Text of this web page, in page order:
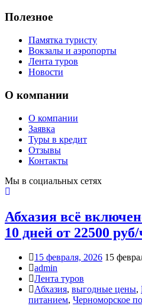
Полезное
Памятка туристу
Вокзалы и аэропорты
Лента туров
Новости
О компании
О компании
Заявка
Туры в кредит
Отзывы
Контакты
Мы в социальных сетях
Абхазия всё
10 дней от 22500
15 февраля, 2026 15
admin
Лента туров
Абхазия, выгодные цены,
питанием, Черноморское